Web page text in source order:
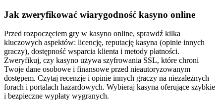
Jak zweryfikować wiarygodność kasyno online
Przed rozpoczęciem gry w kasyno online, sprawdź kilka
kluczowych aspektów: licencję, reputację kasyna (opinie innych
graczy), dostępność wsparcia klienta i metody płatności.
Zweryfikuj, czy kasyno używa szyfrowania SSL, które chroni
Twoje dane osobowe i finansowe przed nieautoryzowanym
dostępem. Czytaj recenzje i opinie innych graczy na niezależnych
forach i portalach hazardowych. Wybieraj kasyna oferujące szybkie
i bezpieczne wypłaty wygranych.